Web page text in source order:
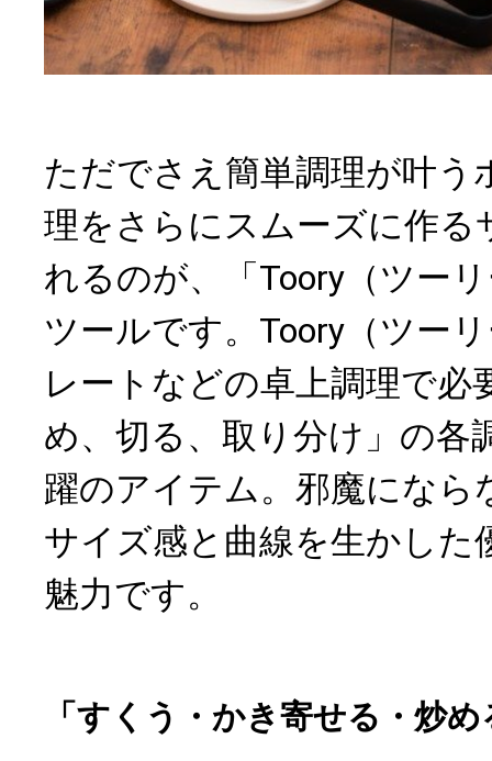
ただでさえ簡単調理が叶う
理をさらにスムーズに作る
れるのが、「Toory（ツー
ツールです。Toory（ツー
レートなどの卓上調理で必
め、切る、取り分け」の各
躍のアイテム。邪魔になら
サイズ感と曲線を生かした
魅力です。
「すくう・かき寄せる・炒